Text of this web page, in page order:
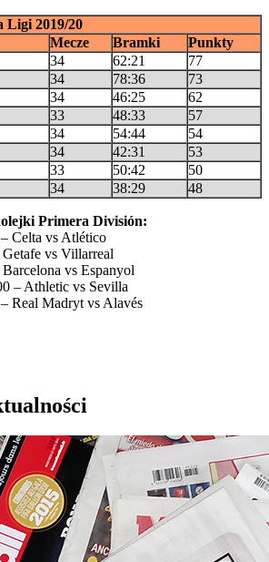
Ligi 2019/20
Mecze Bramki
Punkty
34 62:21
77
34 78:36
73
34 46:25
62
33 48:33
57
34 54:44
54
34 42:31
53
33 50:42
50
34 38:29 48
Primera División:
Celta vs Atlético
vs Villarreal
vs Espanyol
– Athletic vs Sevilla
Real Madryt vs Alavés